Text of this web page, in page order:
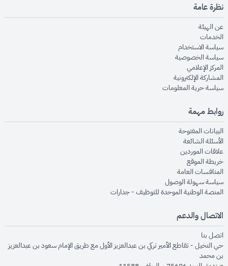
نظرة عامة
عن الهيئةopens in new window
الخدماتopens in new window
سياسة الاستخدام
سياسة الخصوصيةopens in new window
المركز الإعلاميopens in new window
المشاركة الإلكترونيةopens in new window
سياسة حرية المعلوماتopens in new window
روابط مهمة
البيانات المفتوحةopens in new window
الأسئلة الشائعةopens in new window
علاقات الموردينopens in new window
خريطة الموقعopens in new window
المنافسات العامةopens in new window
سياسة سهولة الوصولopens in new window
المنصة الوطنية الموحدة للتوظيف - جداراتopens in new window
الاتصال والدعم
اتصل بنا
حي النخيل - تقاطع الأمير تركي بن عبدالعزيز الأول مع طريق الإمام سعود بن عبدالعزيز
بن محمد